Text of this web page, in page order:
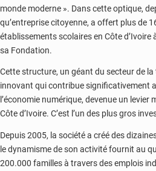
monde moderne ». Dans cette optique,
qu’entreprise citoyenne, a offert plus de
établissements scolaires en Côte
sa Fondation.
Cette structure, un géant du secteur de
innovant qui contribue significativement
l’économie numérique, devenue un levier
Côte d’Ivoire. C’est l’un des plus gros
Depuis 2005, la société a créé des
le dynamisme de son activité fournit au
200.000 familles à travers des emplois